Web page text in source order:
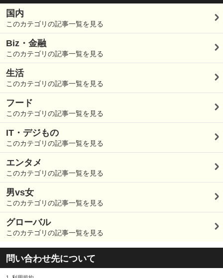
国内
このカテゴリの記事一覧を見る
Biz・金融
このカテゴリの記事一覧を見る
生活
このカテゴリの記事一覧を見る
フード
このカテゴリの記事一覧を見る
IT・デジもの
このカテゴリの記事一覧を見る
エンタメ
このカテゴリの記事一覧を見る
男vs女
このカテゴリの記事一覧を見る
グローバル
このカテゴリの記事一覧を見る
問い合わせ先について